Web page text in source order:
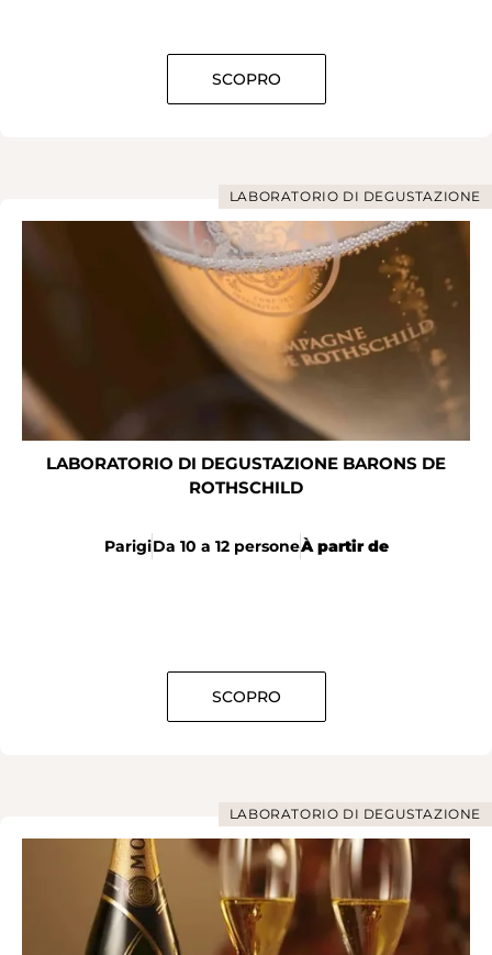
SCOPRO
LABORATORIO DI DEGUSTAZIONE
LABORATORIO DI DEGUSTAZIONE BARONS DE
ROTHSCHILD
ParigiDa 10 a 12 personeÀ partir de
SCOPRO
LABORATORIO DI DEGUSTAZIONE